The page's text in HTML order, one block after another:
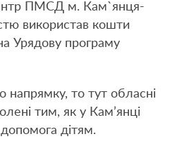
ПМСД м. Кам`янця-
використав кошти
Урядову програму
напрямку, то тут обласні
тим, як у Кам’янці
дітям.